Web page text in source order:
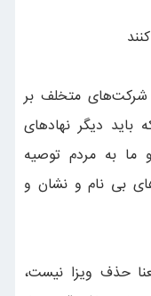
شرکت‌های متخلف بر
دیگر نهادهای
ما به مردم توصیه
بی نام و نشان و
حذف ویزا نیست،